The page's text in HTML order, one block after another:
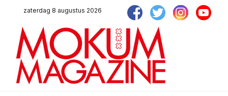
zaterdag 8 augustus 2026